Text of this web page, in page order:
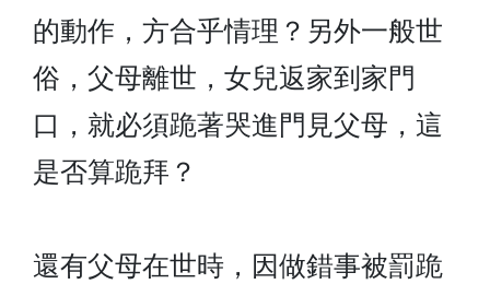
的動作，方合乎情理？另外一般世
俗，父母離世，女兒返家到家門
口，就必須跪著哭進門見父母，這
是否算跪拜？
還有父母在世時，因做錯事被罰跪